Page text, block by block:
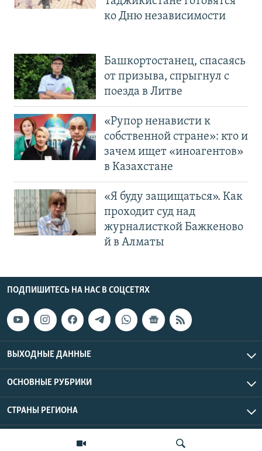
ко Дню независимости
Башкортостанец, спасаясь
от призыва, спрыгнул с
поезда в Литве
«Рупор ненависти к
собственной стране»: кто и
зачем ищет «иноагентов»
в Казахстане
«Я буду защищаться». Как
проходит суд над
журналисткой Бажкеново
й в Алматы
ПОДПИШИТЕСЬ НА НАС В СОЦСЕТЯХ
ВЫХОДНЫЕ ДАННЫЕ
ОСНОВНЫЕ РУБРИКИ
СТРАНЫ РЕГИОНА
Азаттык Азия © 2026 RFE/RL, Inc. | Все права защищены.